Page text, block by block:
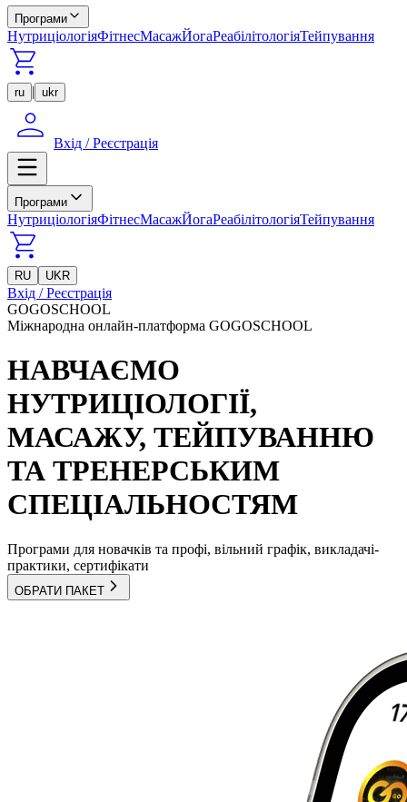
Програми
НутриціологіяФітнесМасажЙогаРеабілітологіяТейпування
ru | ukr
Вхід / Реєстрація
Програми
НутриціологіяФітнесМасажЙогаРеабілітологіяТейпування
RU UKR
Вхід / Реєстрація
GOGOSCHOOL
Міжнародна онлайн-платформа GOGOSCHOOL
НАВЧАЄМО
НУТРИЦІОЛОГІЇ,
МАСАЖУ, ТЕЙПУВАННЮ
ТА ТРЕНЕРСЬКИМ
СПЕЦІАЛЬНОСТЯМ
Програми для новачків та профі, вільний графік, викладачі-
практики, сертифікати
ОБРАТИ ПАКЕТ